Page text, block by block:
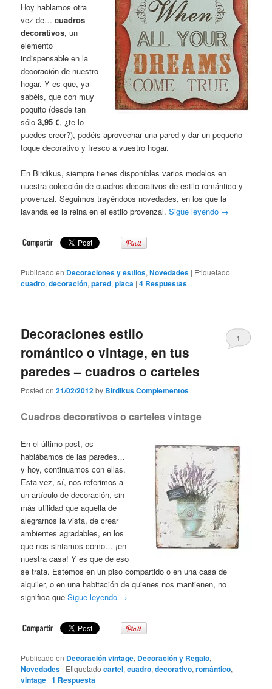
Hoy hablamos otra
vez de…cuadros
decorativos, un
elemento
indispensable en la
decoración de nuestro
hogar. Y es que, ya
sabéis, que con muy
poquito (desde tan
sólo3,95 €, ¿te lo
puedes creer?), podéis aprovechar una pared y dar un pequeño
toque decorativo y fresco a vuestro hogar.
En Birdikus, siempre tienes disponibles varios modelos en
nuestra colección de cuadros decorativos de estilo romántico y
provenzal. Seguimos trayéndoos novedades, en los que la
lavanda es la reina en el estilo provenzal.Sigue leyendo →
Publicado en Decoraciones y estilos,Novedades | Etiquetado
cuadro,decoración,pared,placa |4 Respuestas
Decoraciones estilo
romántico o vintage, en tus
paredes – cuadros o carteles
Posted on21/02/2012by Birdikus Complementos
1
Cuadros decorativos o carteles vintage
En el último post, os
hablábamos de las paredes…
y hoy, continuamos con ellas.
Esta vez, sí, nos referimos a
un artículo de decoración, sin
más utilidad que aquella de
alegrarnos la vista, de crear
ambientes agradables, en los
que nos sintamos como… ¡en
nuestra casa! Y es que de eso
se trata. Estemos en un piso compartido o en una casa de
alquiler, o en una habitación de quienes nos mantienen, no
significa queSigue leyendo →
Publicado en Decoración vintage, Decoración y Regalo,
Novedades | Etiquetado cartel,cuadro,decorativo,romántico,
vintage |1 Respuesta